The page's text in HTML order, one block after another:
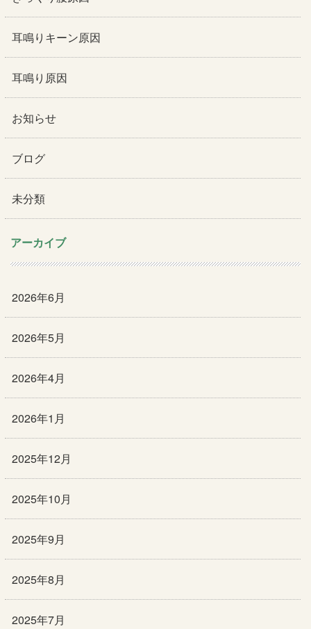
耳鳴りキーン原因
耳鳴り原因
お知らせ
ブログ
未分類
アーカイブ
2026年6月
2026年5月
2026年4月
2026年1月
2025年12月
2025年10月
2025年9月
2025年8月
2025年7月